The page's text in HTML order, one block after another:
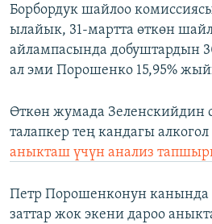
Борбордук шайлоо
ылайык, 31-мартта өткөн
айлампасында добуштардын
ал эми Порошенко 15,95%
Өткөн жумада Зеленскийдин
талапкер тең кандагы
аныкташ үчүн анализ
Петр Порошенконун канында
заттар жок экени дароо